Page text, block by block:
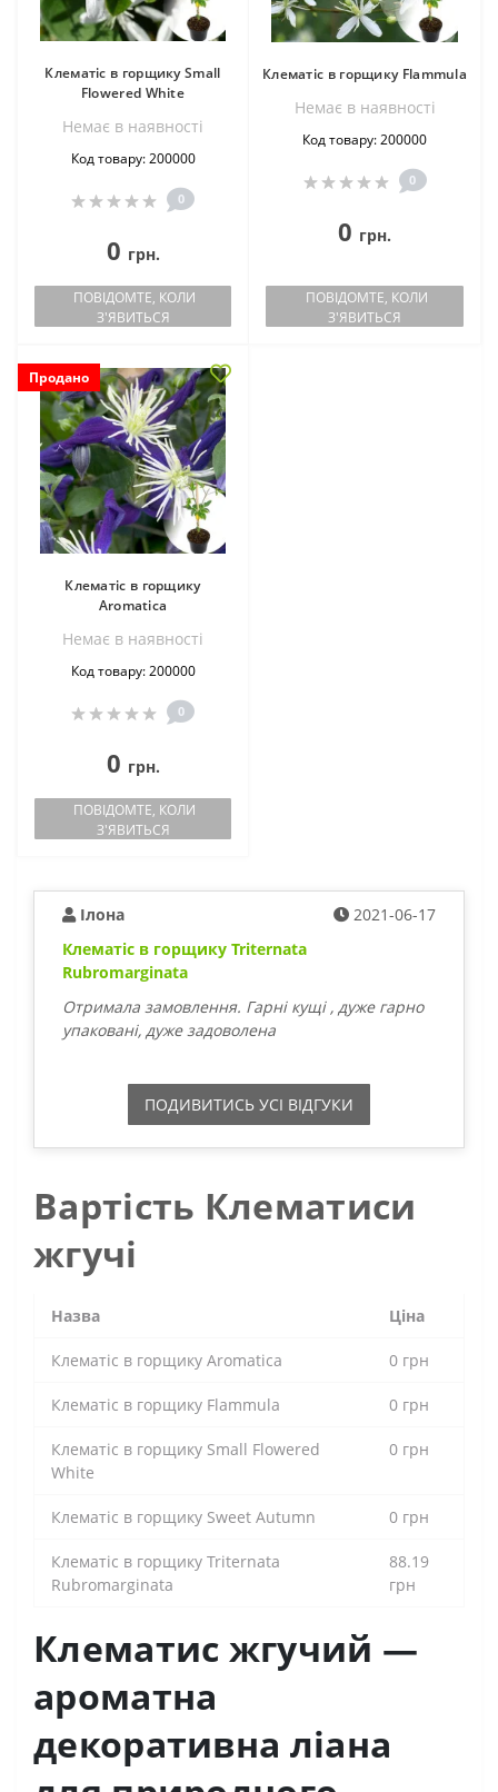
Клематіс в горщику Small
Flowered White
Немає в наявностi
Код товару: 200000
0
0 грн.
ПОВІДОМТЕ, КОЛИ
З'ЯВИТЬСЯ
Клематіс в горщику Flammula
Немає в наявностi
Код товару: 200000
0
0 грн.
ПОВІДОМТЕ, КОЛИ
З'ЯВИТЬСЯ
Продано
Клематіс в горщику
Aromatica
Немає в наявностi
Код товару: 200000
0
0 грн.
ПОВІДОМТЕ, КОЛИ
З'ЯВИТЬСЯ
Ілона
2021-06-17
Клематіс в горщику Triternata
Rubromarginata
Отримала замовлення. Гарні кущі , дуже гарно
упаковані, дуже задоволена
ПОДИВИТИСЬ УСI ВIДГУКИ
Вартість Клематиси
жгучі
Назва Ціна
Клематіс в горщику Aromatica 0 грн
Клематіс в горщику Flammula 0 грн
Клематіс в горщику Small Flowered
White
0 грн
Клематіс в горщику Sweet Autumn 0 грн
Клематіс в горщику Triternata
Rubromarginata
88.19
грн
Клематис жгучий —
ароматна
декоративна ліана